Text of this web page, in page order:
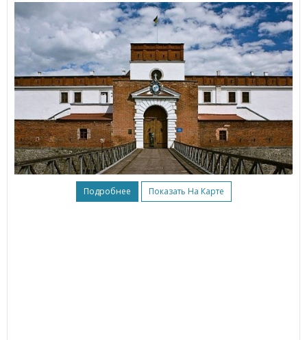
Подробнее Показать На Карте